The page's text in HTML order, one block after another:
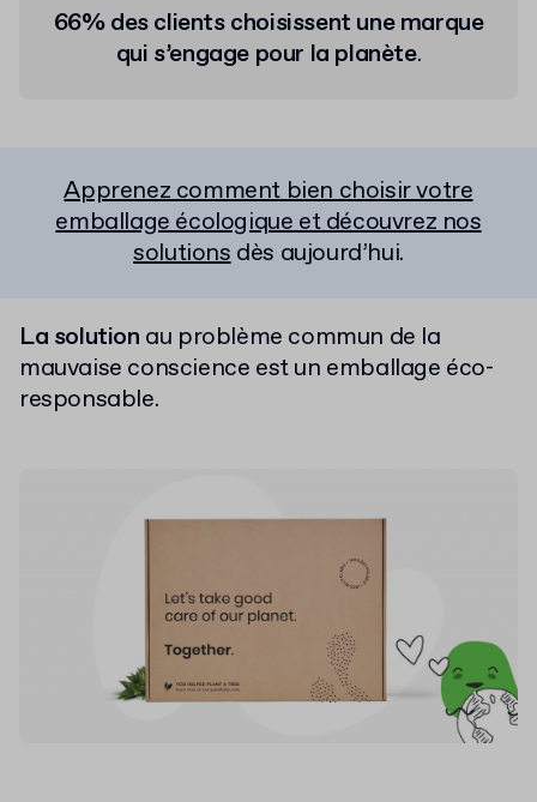
66% des clients choisissent une marque
qui s’engage pour la planète.
Apprenez comment bien choisir votre
emballage écologique et découvrez nos
solutionsdès aujourd’hui.
La solution au problème commun de la
mauvaise conscience est un emballage éco-
responsable.